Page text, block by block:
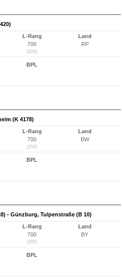
L-Rang
700
(529)
Land
RP
BPL
(K 4178)
L-Rang
700
(552)
Land
BW
BPL
- Günzburg, Tulpenstraße (B 10)
L-Rang
700
(295)
Land
BY
BPL